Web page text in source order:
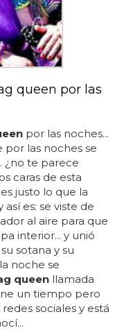
queen por las
por las noches...
por las noches se
¿no te parece
caras de esta
es justo lo que la
es: se viste de
al aire para que
interior... y unió
sotana y su
noche se
queen llamada
un tiempo pero
sociales y está